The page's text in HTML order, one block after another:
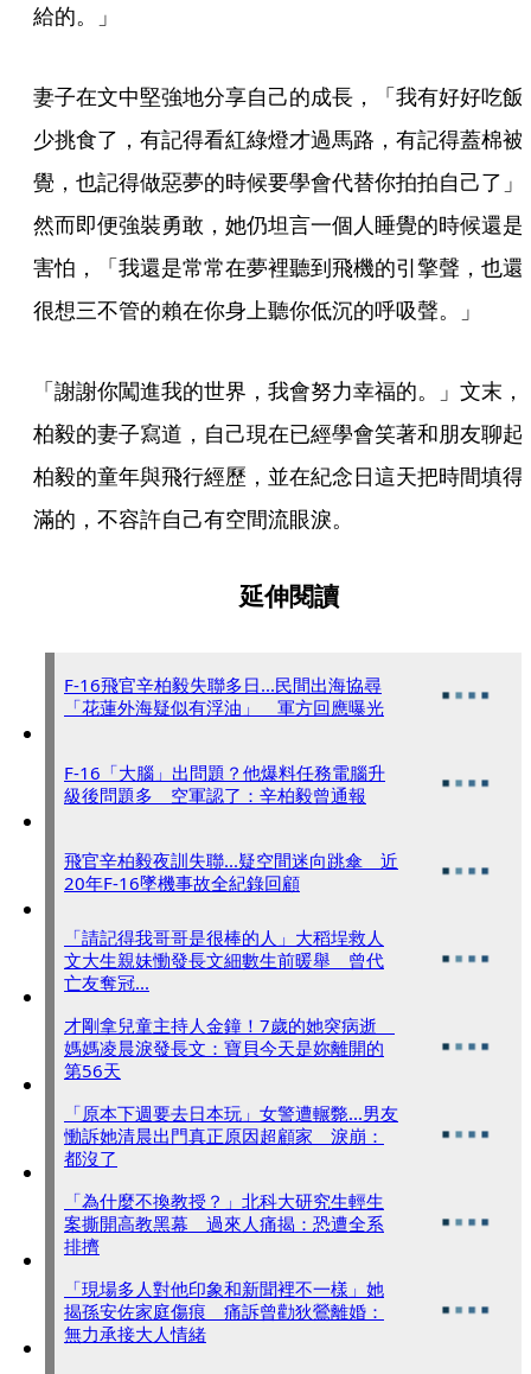
給的。」
妻子在文中堅強地分享自己的成長，「我有好好吃飯
少挑食了，有記得看紅綠燈才過馬路，有記得蓋棉被
覺，也記得做惡夢的時候要學會代替你拍拍自己了」
然而即便強裝勇敢，她仍坦言一個人睡覺的時候還是
害怕，「我還是常常在夢裡聽到飛機的引擎聲，也還
很想三不管的賴在你身上聽你低沉的呼吸聲。」
「謝謝你闖進我的世界，我會努力幸福的。」文末，
柏毅的妻子寫道，自己現在已經學會笑著和朋友聊起
柏毅的童年與飛行經歷，並在紀念日這天把時間填得
滿的，不容許自己有空間流眼淚。
延伸閱讀
F-16飛官辛柏毅失聯多日...民間出海協尋
「花蓮外海疑似有浮油」 軍方回應曝光
F-16「大腦」出問題？他爆料任務電腦升
級後問題多 空軍認了：辛柏毅曾通報
飛官辛柏毅夜訓失聯...疑空間迷向跳傘 近
20年F-16墜機事故全紀錄回顧
「請記得我哥哥是很棒的人」大稻埕救人
文大生親妹慟發長文細數生前暖舉 曾代
亡友奪冠...
才剛拿兒童主持人金鐘！7歲的她突病逝
媽媽凌晨淚發長文：寶貝今天是妳離開的
第56天
「原本下週要去日本玩」女警遭輾斃...男友
慟訴她清晨出門真正原因超顧家 淚崩：
都沒了
「為什麼不換教授？」北科大研究生輕生
案撕開高教黑幕 過來人痛揭：恐遭全系
排擠
「現場多人對他印象和新聞裡不一樣」她
揭孫安佐家庭傷痕 痛訴曾勸狄鶯離婚：
無力承接大人情緒